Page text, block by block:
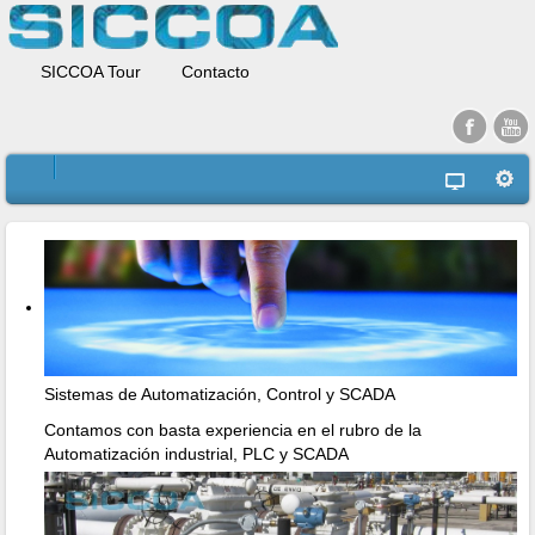
SICCOA Tour Contacto
Sistemas de Automatización, Control y SCADA
Contamos con basta experiencia en el rubro de la
Automatización industrial, PLC y SCADA